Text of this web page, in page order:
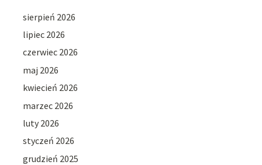
sierpień 2026
lipiec 2026
czerwiec 2026
maj 2026
kwiecień 2026
marzec 2026
luty 2026
styczeń 2026
grudzień 2025